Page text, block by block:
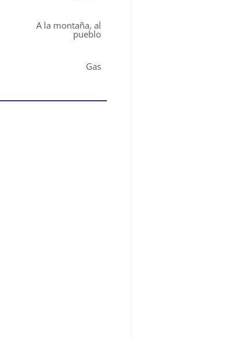
A la montaña, al
pueblo
Gas